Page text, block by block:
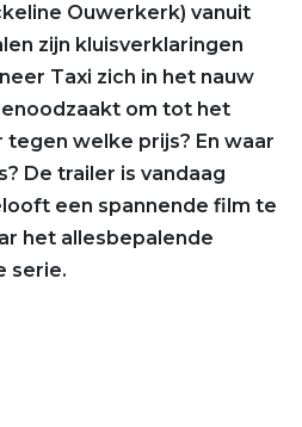
Ouwerkerk) vanuit
zijn kluisverklaringen
Taxi zich in het nauw
om tot het
welke prijs? En waar
De trailer is vandaag
een spannende film te
het allesbepalende
serie.